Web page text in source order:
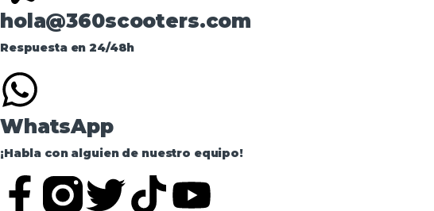
hola@360scooters.com
Respuesta en 24/48h
WhatsApp
¡Habla con alguien de nuestro equipo!